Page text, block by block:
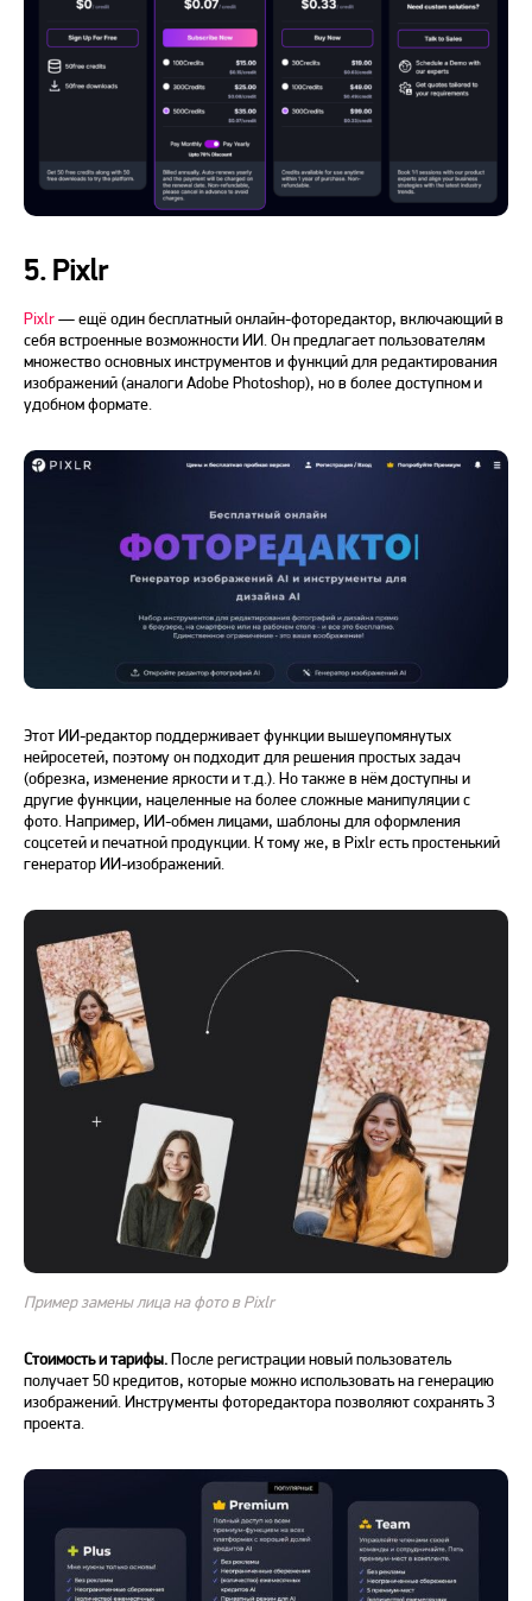
5. Pixlr
Pixlr— ещё один бесплатный онлайн-фоторедактор, включающий в
себя встроенные возможности ИИ. Он предлагает пользователям
множество основных инструментов и функций для редактирования
изображений(аналоги Adobe Photoshop), но в более доступном и
удобном формате.
Этот ИИ-редактор поддерживает функции вышеупомянутых
нейросетей, поэтому он подходит для решения простых задач
(обрезка, изменение яркости и т.д.). Но также в нём доступны и
другие функции, нацеленные на более сложные манипуляции с
фото. Например, ИИ-обмен лицами, шаблоны для оформления
соцсетей и печатной продукции. К тому же, в Pixlr есть простенький
генератор ИИ-изображений
Пример замены лица на фото в Pixlr
Стоимость и тарифы.После регистрации новый пользователь
получает 50 кредитов, которые можно использовать на генерацию
изображений. Инструменты фоторедактора позволяют сохранять 3
проекта.